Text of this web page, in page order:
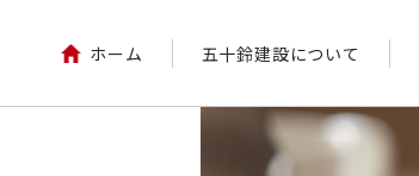
ホーム 五十鈴建設について